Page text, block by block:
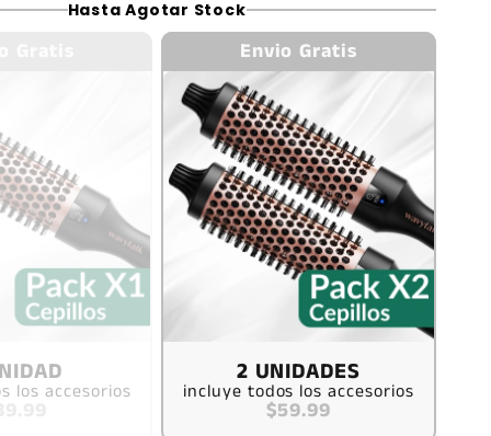
Hasta Agotar Stock
los accesorios
Envio Gratis
2 UNIDADES
incluye todos los accesorios
$59.99